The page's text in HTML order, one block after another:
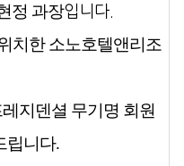
정 과장입니다.
치한 소노호텔앤리조
레지덴셜 무기명 회원
립니다.